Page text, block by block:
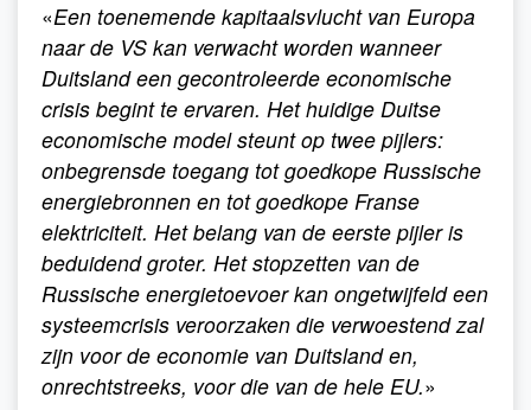
«Een toenemende kapitaalsvlucht van Europa
naar de VS kan verwacht worden wanneer
Duitsland een gecontroleerde economische
crisis begint te ervaren. Het huidige Duitse
economische model steunt op twee pijlers:
onbegrensde toegang tot goedkope Russische
energiebronnen en tot goedkope Franse
elektriciteit. Het belang van de eerste pijler is
beduidend groter. Het stopzetten van de
Russische energietoevoer kan ongetwijfeld een
systeemcrisis veroorzaken die verwoestend zal
zijn voor de economie van Duitsland en,
onrechtstreeks, voor die van de hele EU.»